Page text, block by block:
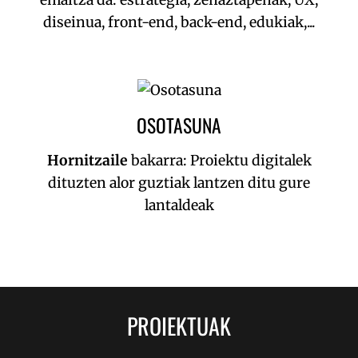
diseinua, front-end, back-end, edukiak,...
OSOTASUNA
Hornitzaile bakarra: Proiektu digitalek
dituzten alor guztiak lantzen ditu gure
lantaldeak
PROIEKTUAK